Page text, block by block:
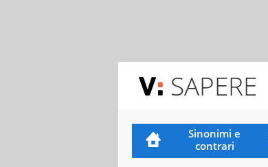
SAPERE
Sinonimi e
contrari